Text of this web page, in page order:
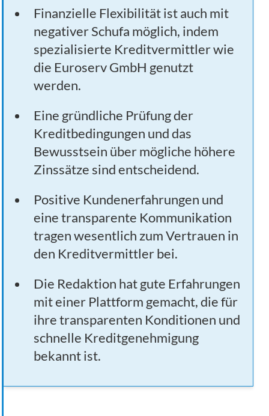
Finanzielle Flexibilität ist auch mit
negativer Schufa möglich, indem
spezialisierte Kreditvermittler wie
die Euroserv GmbH genutzt
werden.
Eine gründliche Prüfung der
Kreditbedingungen und das
Bewusstsein über mögliche höhere
Zinssätze sind entscheidend.
Positive Kundenerfahrungen und
eine transparente Kommunikation
tragen wesentlich zum Vertrauen in
den Kreditvermittler bei.
Die Redaktion hat gute Erfahrungen
mit einer Plattform gemacht, die für
ihre transparenten Konditionen und
schnelle Kreditgenehmigung
bekannt ist.